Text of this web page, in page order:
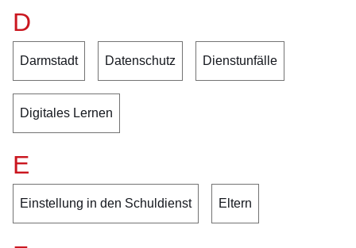
D
Darmstadt Datenschutz Dienstunfälle
Digitales Lernen
E
Einstellung in den Schuldienst Eltern